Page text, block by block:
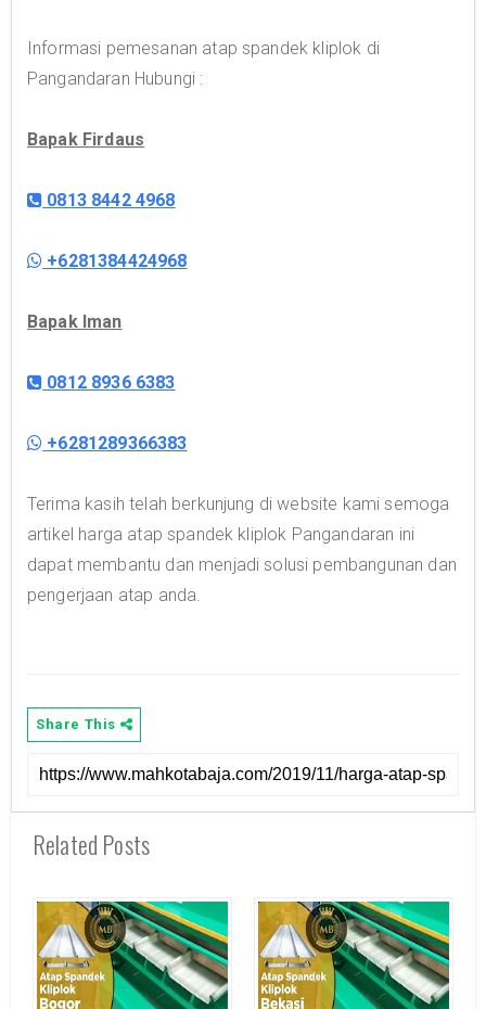
Informasi pemesanan atap spandek kliplok di
Pangandaran Hubungi :
Bapak Firdaus
0813 8442 4968
+6281384424968
Bapak Iman
0812 8936 6383
+6281289366383
Terima kasih telah berkunjung di website kami semoga
artikel harga atap spandek kliplok Pangandaran ini
dapat membantu dan menjadi solusi pembangunan dan
pengerjaan atap anda.
Share This
Related Posts